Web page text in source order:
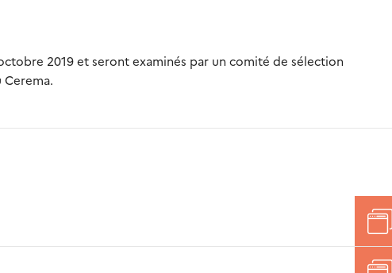
2019 et seront examinés par un comité de sélection